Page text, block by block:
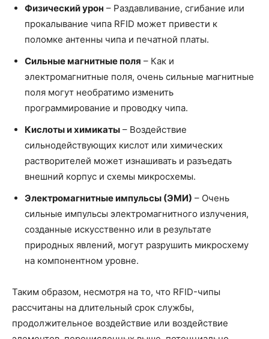
Физический урон – Раздавливание, сгибание или
прокалывание чипа RFID может привести к
поломке антенны чипа и печатной платы.
Сильные магнитные поля – Как и
электромагнитные поля, очень сильные магнитные
поля могут необратимо изменить
программирование и проводку чипа.
Кислоты и химикаты – Воздействие
сильнодействующих кислот или химических
растворителей может изнашивать и разъедать
внешний корпус и схемы микросхемы.
Электромагнитные импульсы (ЭМИ) – Очень
сильные импульсы электромагнитного излучения,
созданные искусственно или в результате
природных явлений, могут разрушить микросхему
на компонентном уровне.
Таким образом, несмотря на то, что RFID-чипы
рассчитаны на длительный срок службы,
продолжительное воздействие или воздействие